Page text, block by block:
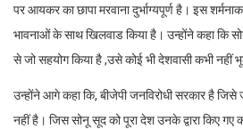
पर आयकर का छापा मरवाना दुर्भाग्यपूर्ण है। इस
भावनाओं के साथ खिलवाड किया है। उन्होंने कहा कि
से जो सहयोग किया है ,उसे कोई भी देशवासी कभी नहीं
उन्होंने आगे कहा कि, बीजेपी जनविरोधी सरकार है
नहीं है। जिस सोनू सूद को पूरा देश उनके द्वारा किए गए